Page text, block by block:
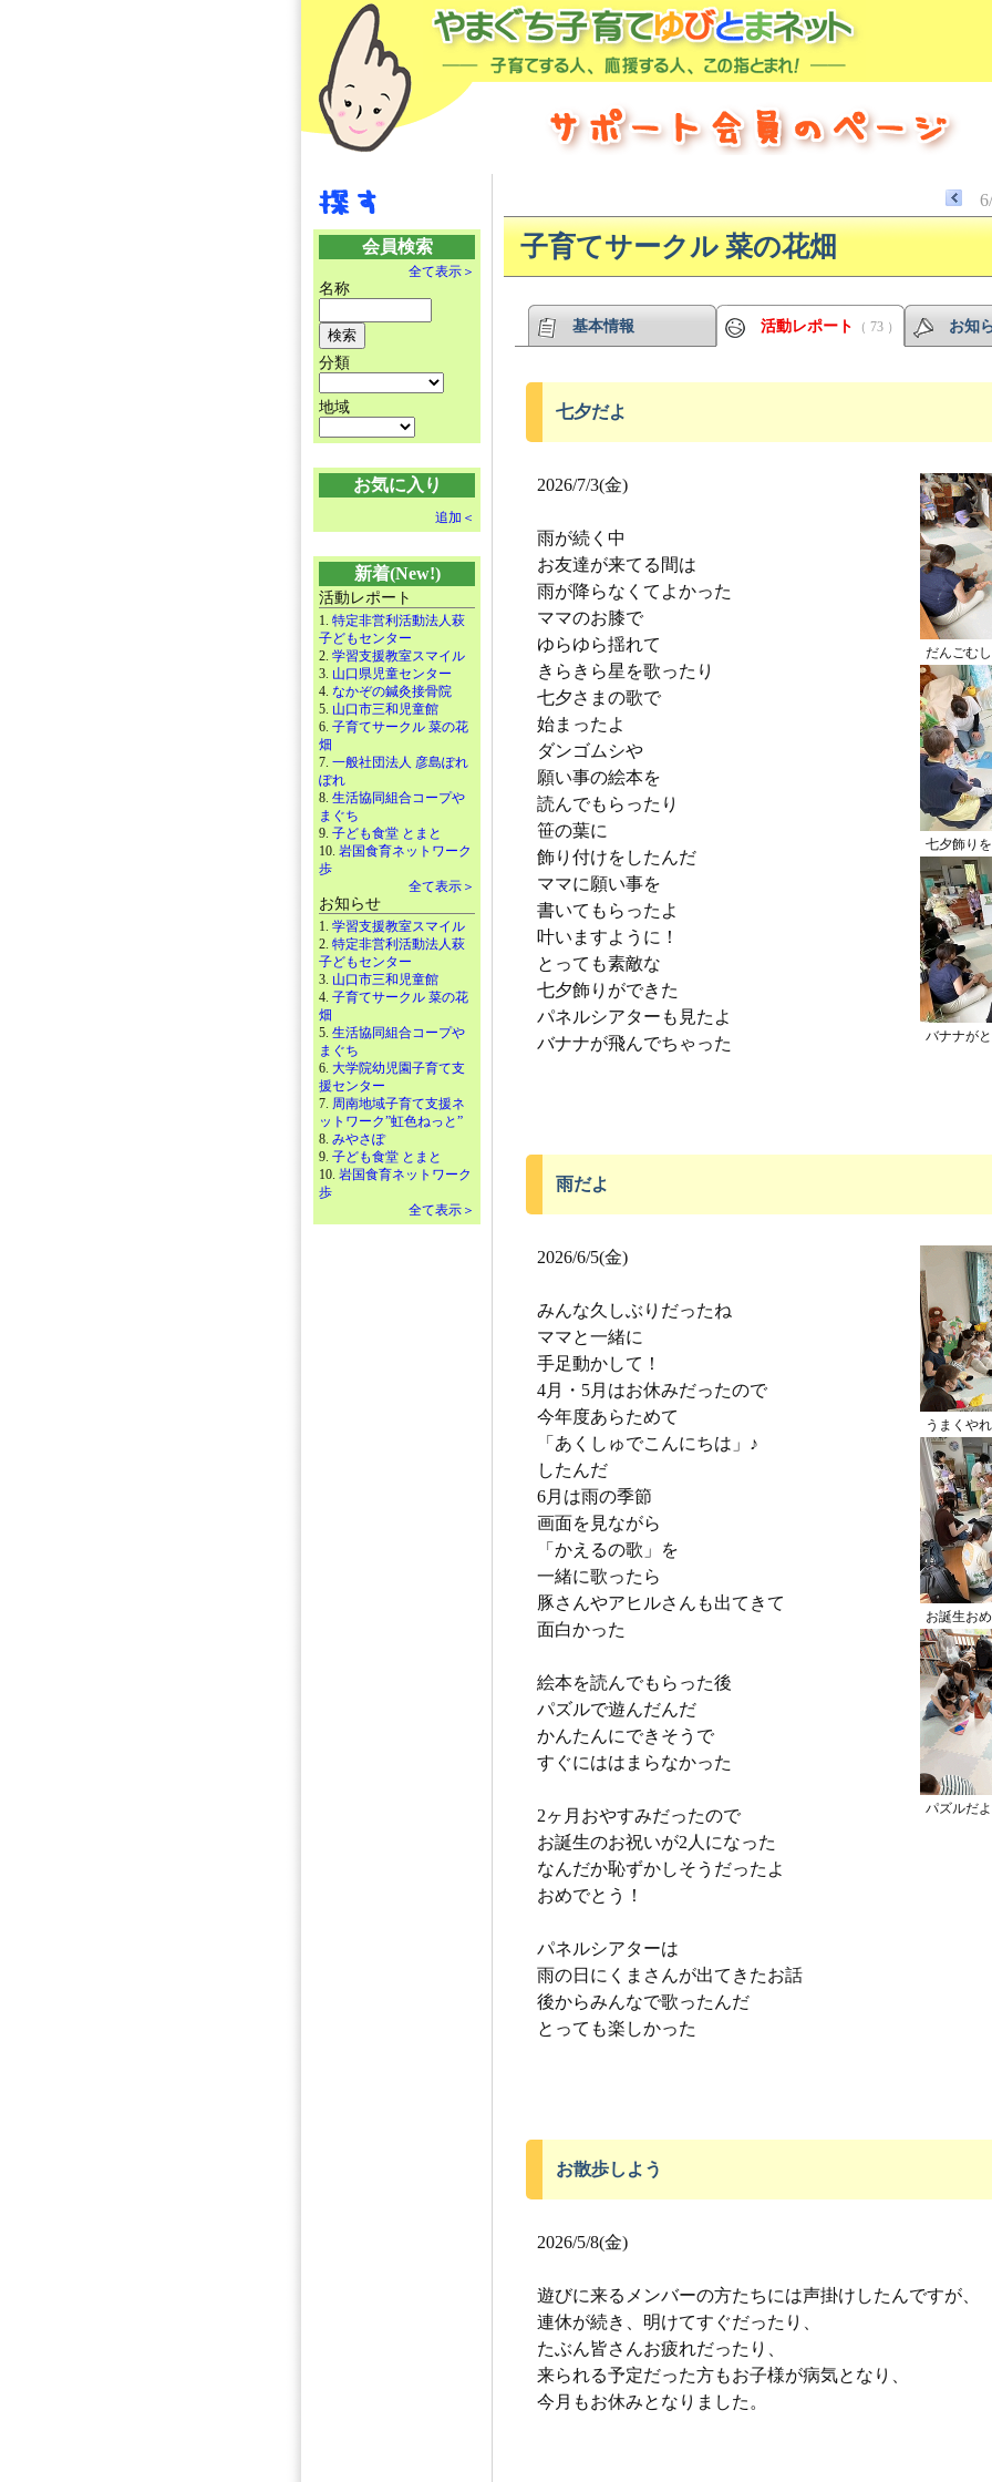
会員検索
全て表示＞
名称
分類
地域
お気に入り
追加＜
新着(New!)
活動レポート
1. 特定非営利活動法人萩
子どもセンター
2. 学習支援教室スマイル
3. 山口県児童センター
4. なかぞの鍼灸接骨院
5. 山口市三和児童館
6. 子育てサークル 菜の花
畑
7. 一般社団法人 彦島ぽれ
ぽれ
8. 生活協同組合コープや
まぐち
9. 子ども食堂 とまと
10. 岩国食育ネットワーク
歩
全て表示＞
お知らせ
1. 学習支援教室スマイル
2. 特定非営利活動法人萩
子どもセンター
3. 山口市三和児童館
4. 子育てサークル 菜の花
畑
5. 生活協同組合コープや
まぐち
6. 大学院幼児園子育て支
援センター
7. 周南地域子育て支援ネ
ットワーク”虹色ねっと”
8. みやさぽ
9. 子ども食堂 とまと
10. 岩国食育ネットワーク
歩
全て表示＞
子育てサークル 菜の花畑
基本情報 活動レポート （ 73 ） お知
七夕だよ
だんごむ
七夕飾り
バナナが
2026/7/3(金)
雨が続く中
お友達が来てる間は
雨が降らなくてよかった
ママのお膝で
ゆらゆら揺れて
きらきら星を歌ったり
七夕さまの歌で
始まったよ
ダンゴムシや
願い事の絵本を
読んでもらったり
笹の葉に
飾り付けをしたんだ
ママに願い事を
書いてもらったよ
叶いますように！
とっても素敵な
七夕飾りができた
パネルシアターも見たよ
バナナが飛んでちゃった
雨だよ
うまくや
お誕生お
パズルだよ
2026/6/5(金)
みんな久しぶりだったね
ママと一緒に
手足動かして！
4月・5月はお休みだったので
今年度あらためて
「あくしゅでこんにちは」♪
したんだ
6月は雨の季節
画面を見ながら
「かえるの歌」を
一緒に歌ったら
豚さんやアヒルさんも出てきて
面白かった
絵本を読んでもらった後
パズルで遊んだんだ
かんたんにできそうで
すぐにははまらなかった
2ヶ月おやすみだったので
お誕生のお祝いが2人になった
なんだか恥ずかしそうだったよ
おめでとう！
パネルシアターは
雨の日にくまさんが出てきたお話
後からみんなで歌ったんだ
とっても楽しかった
お散歩しよう
2026/5/8(金)
遊びに来るメンバーの方たちには声掛けしたんですが、
連休が続き、明けてすぐだったり、
たぶん皆さんお疲れだったり、
来られる予定だった方もお子様が病気となり、
今月もお休みとなりました。